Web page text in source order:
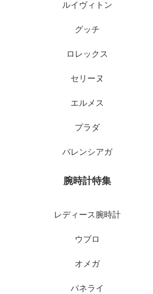
ルイヴィトン
グッチ
ロレックス
セリーヌ
エルメス
プラダ
バレンシアガ
腕時計特集
レディース腕時計
ウブロ
オメガ
パネライ